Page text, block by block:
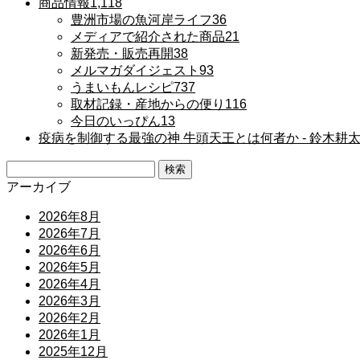
商品情報1,118
豊洲市場の魚河岸ライフ36
メディアで紹介された商品21
新発売・販売再開38
メルマガダイジェスト 93
うまいもんレシピ737
取材記録・産地からの便り 116
今日のいっぴん13
疫病を制御する最強の神 牛頭天王とは何者か ‐ 鈴木耕
索:
アーカイブ
2026年8月
2026年7月
2026年6月
2026年5月
2026年4月
2026年3月
2026年2月
2026年1月
2025年12月